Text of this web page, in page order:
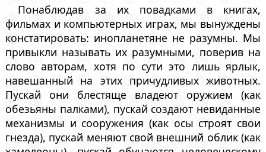
Понаблюдав за их повадками в книгах,
фильмах и компьютерных играх, мы вынуждены
констатировать: инопланетяне не разумны. Мы
привыкли называть их разумными, поверив на
слово авторам, хотя по сути это лишь ярлык,
навешанный на этих причудливых животных.
Пускай они блестяще владеют оружием (как
обезьяны палками), пускай создают невиданные
механизмы и сооружения (как осы строят свои
гнезда), пускай меняют свой внешний облик (как